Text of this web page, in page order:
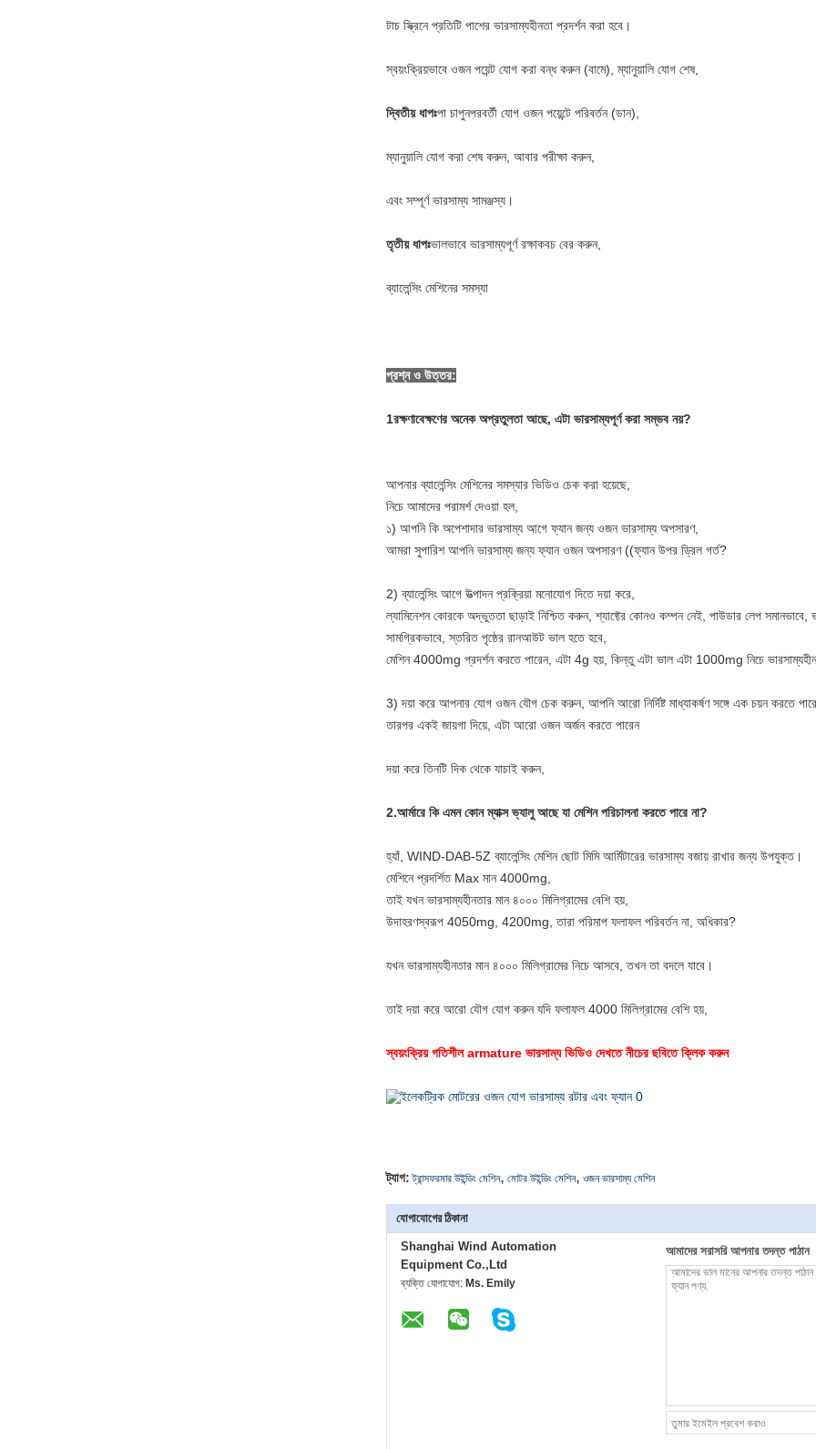
টাচ স্ক্রিনে প্রতিটি পাশের ভারসাম্যহীনতা প্রদর্শন করা হবে।
স্বয়ংক্রিয়ভাবে ওজন পয়েন্ট যোগ করা বন্ধ করুন (বামে), ম্যানুয়ালি যোগ শেষ,
দ্বিতীয় ধাপঃপা চাপুনপরবর্তী যোগ ওজন পয়েন্টে পরিবর্তন (ডান),
ম্যানুয়ালি যোগ করা শেষ করুন, আবার পরীক্ষা করুন,
এবং সম্পূর্ণ ভারসাম্য সামঞ্জস্য।
তৃতীয় ধাপঃভালভাবে ভারসাম্যপূর্ণ রক্ষাকবচ বের করুন,
ব্যালেন্সিং মেশিনের সমস্যা
প্রশ্ন ও উত্তর:
1রক্ষণাবেক্ষণের অনেক অপ্রতুলতা আছে, এটা ভারসাম্যপূর্ণ করা সম্ভব নয়?
আপনার ব্যালেন্সিং মেশিনের সমস্যার ভিডিও চেক করা হয়েছে,
নিচে আমাদের পরামর্শ দেওয়া হল,
১) আপনি কি অপেশাদার ভারসাম্য আগে ফ্যান জন্য ওজন ভারসাম্য অপসারণ,
আমরা সুপারিশ আপনি ভারসাম্য জন্য ফ্যান ওজন অপসারণ ((ফ্যান উপর ড্রিল গর্ত?
2) ব্যালেন্সিং আগে উত্পাদন প্রক্রিয়া মনোযোগ দিতে দয়া করে,
ল্যামিনেশন কোরকে অদ্ভুততা ছাড়াই নিশ্চিত করুন, শ্যাফ্টের কোনও কম্পন নেই, পাউডার লেপ সমানভাবে,
সামগ্রিকভাবে, স্তরিত পৃষ্ঠের রানআউট ভাল হতে হবে,
মেশিন 4000mg প্রদর্শন করতে পারেন, এটা 4g হয়, কিন্তু এটা ভাল এটা 1000mg নিচে
3) দয়া করে আপনার যোগ ওজন যৌগ চেক করুন, আপনি আরো নির্দিষ্ট মাধ্যাকর্ষণ সঙ্গে এক চয়ন করতে
তারপর একই জায়গা দিয়ে, এটা আরো ওজন অর্জন করতে পারেন
দয়া করে তিনটি দিক থেকে যাচাই করুন,
2.আর্মারে কি এমন কোন ম্যাক্স ভ্যালু আছে যা মেশিন পরিচালনা করতে পারে না?
হ্যাঁ, WIND-DAB-5Z ব্যালেন্সিং মেশিন ছোট মিমি আর্মিটারের ভারসাম্য বজায় রাখার জন্য উপযুক্ত।
মেশিনে প্রদর্শিত Max মান 4000mg,
তাই যখন ভারসাম্যহীনতার মান ৪০০০ মিলিগ্রামের বেশি হয়,
উদাহরণস্বরূপ 4050mg, 4200mg, তারা পরিমাপ ফলাফল পরিবর্তন না, অধিকার?
যখন ভারসাম্যহীনতার মান ৪০০০ মিলিগ্রামের নিচে আসবে, তখন তা বদলে যাবে।
তাই দয়া করে আরো যৌগ যোগ করুন যদি ফলাফল 4000 মিলিগ্রামের বেশি হয়,
স্বয়ংক্রিয় গতিশীল armature ভারসাম্য ভিডিও দেখতে নীচের ছবিতে ক্লিক করুন
ট্যাগ: ট্রান্সফরমার উইন্ডিং মেশিন, মোটর উইন্ডিং মেশিন, ওজন ভারসাম্য মেশিন
যোগাযোগের ঠিকানা
Shanghai Wind Automation
Equipment Co.,Ltd
ব্যক্তি যোগাযোগ: Ms. Emily
আমাদের সরাসরি আপনার তদন্ত পাঠান